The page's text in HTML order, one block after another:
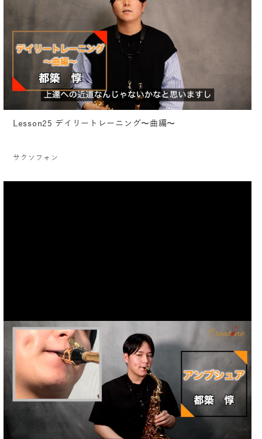
Lesson25 デイリートレーニング〜曲編〜
サクソフォン